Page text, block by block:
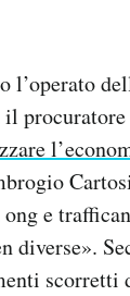
ong e
diverse».
scorretti